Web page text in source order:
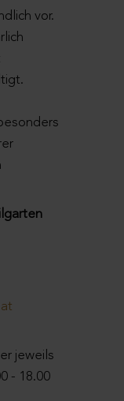
vor.
jeweils
- 18.00